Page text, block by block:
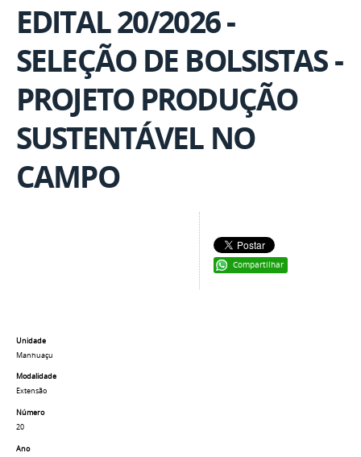
EDITAL 20/2026 -
SELEÇÃO DE BOLSISTAS -
PROJETO PRODUÇÃO
SUSTENTÁVEL NO
CAMPO
Compartilhar
Unidade
Manhuaçu
Modalidade
Extensão
Número
20
Ano